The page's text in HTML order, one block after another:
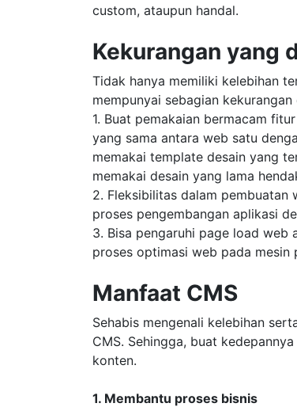
custom, ataupun handal.
Kekurangan yang
Tidak hanya memiliki kelebihan
mempunyai sebagian
1. Buat pemakaian bermacam
yang sama antara web satu
memakai template desain yang
memakai desain yang lama
2. Fleksibilitas dalam pembuatan
proses pengembangan aplikasi
3. Bisa pengaruhi page load web
proses optimasi web pada mesin
Manfaat CMS
Sehabis mengenali kelebihan
CMS. Sehingga, buat
konten.
1. Membantu proses bisnis